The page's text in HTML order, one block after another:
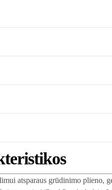
atsparaus grūdinimo plieno,